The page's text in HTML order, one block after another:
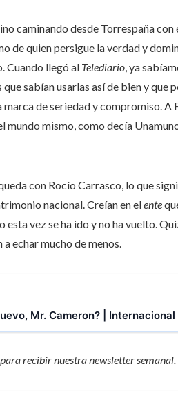
caminando desde Torrespaña con
de quien persigue la verdad y
Cuando llegó al Telediario, ya
sabían usarlas así de bien y que
de seriedad y compromiso. A
mismo, como decía
con Rocío Carrasco, lo que
nacional. Creían en elente
vez se ha ido y no ha vuelto.
a echar mucho de menos.
Mr. Cameron? | Internacional
recibirnuestra newsletter semanal.